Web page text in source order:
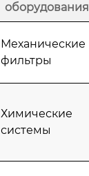
оборудования
Механические
фильтры
Химические
системы